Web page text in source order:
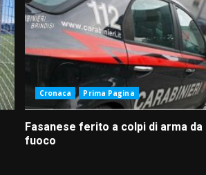
Cronaca Prima Pagina
Fasanese ferito a colpi di arma da
fuoco